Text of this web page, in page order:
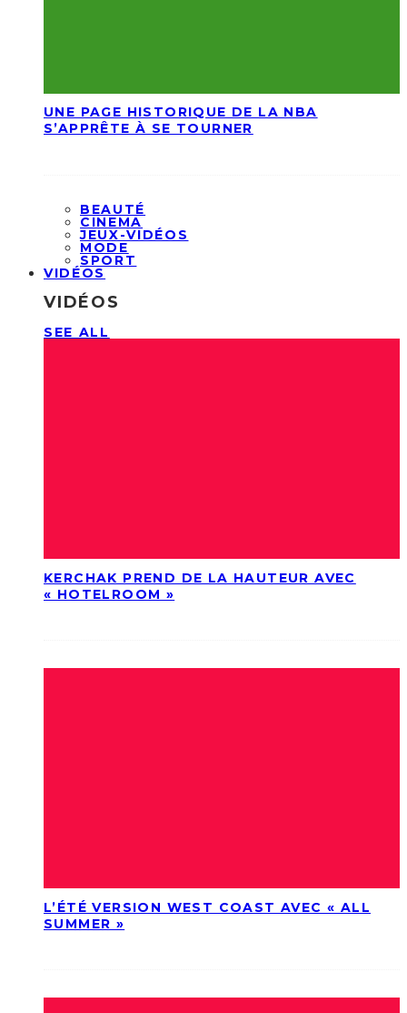
UNE PAGE HISTORIQUE DE LA NBA
S’APPRÊTE À SE TOURNER
BEAUTÉ
CINEMA
JEUX-VIDÉOS
MODE
SPORT
VIDÉOS
VIDÉOS
SEE ALL
KERCHAK PREND DE LA HAUTEUR AVEC
« HOTELROOM »
L’ÉTÉ VERSION WEST COAST AVEC « ALL
SUMMER »